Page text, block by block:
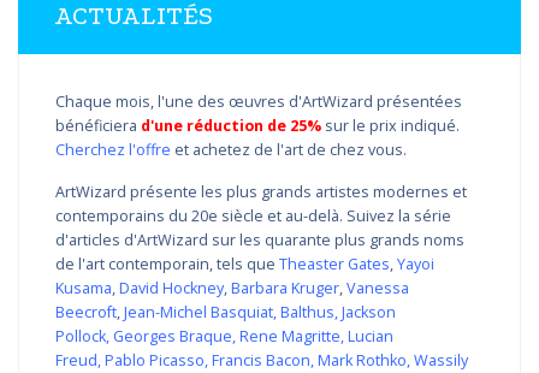
ACTUALITÉS
Chaque mois, l'une des œuvres d'ArtWizard présentées
bénéficiera d'une réduction de 25% sur le prix indiqué.
Cherchez l'offre et achetez de l'art de chez vous.
ArtWizard présente les plus grands artistes modernes et
contemporains du 20e siècle et au-delà. Suivez la série
d'articles d'ArtWizard sur les quarante plus grands noms
de l'art contemporain, tels que Theaster Gates,Yayoi
Kusama,David Hockney,Barbara Kruger,Vanessa
Beecroft,Jean-Michel Basquiat,Balthus,Jackson
Pollock, Georges Braque,Rene Magritte,Lucian
Freud,Pablo Picasso,Francis Bacon,Mark Rothko,Wassily